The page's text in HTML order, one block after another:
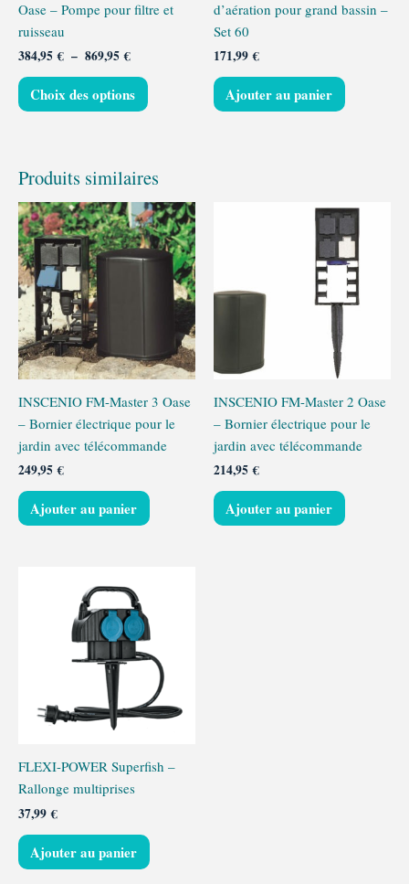
Oase – Pompe pour filtre et
ruisseau
384,95€ – 869,95€
Choix des options
sur
du
produit
d’aération pour grand bassin –
Set 60
171,99€
Ajouter au panier
Produits similaires
INSCENIO FM-Master 3 Oase
– Bornier électrique pour le
jardin avec télécommande
249,95€
Ajouter au panier
INSCENIO FM-Master 2 Oase
– Bornier électrique pour le
jardin avec télécommande
214,95€
Ajouter au panier
FLEXI-POWER Superfish –
Rallonge multiprises
37,99€
Ajouter au panier